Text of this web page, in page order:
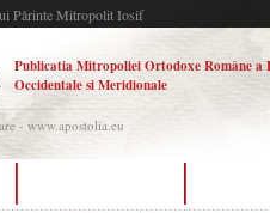
Părinte Mitropolit Iosif
Publicatia Mitropoliei Ortodoxe Române a
Occidentale si Meridionale
- www.apostolia.eu